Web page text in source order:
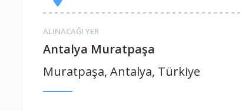
ALINACAĞI YER
Antalya Muratpaşa
Muratpaşa, Antalya, Türkiye